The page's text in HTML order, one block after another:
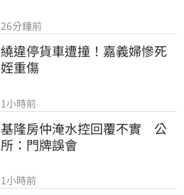
26分鐘前
繞違停貨車遭撞！嘉義婦慘死
姪重傷
1小時前
基隆房仲淹水控回覆不實　公
所：門牌誤會
1小時前